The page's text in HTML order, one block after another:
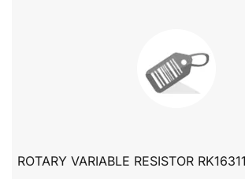
ROTARY VARIABLE RESISTOR